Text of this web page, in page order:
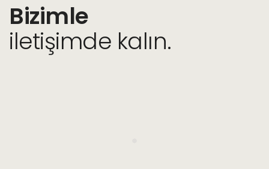
Bizimle
iletişimde kalın.